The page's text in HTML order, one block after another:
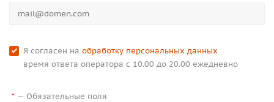
Я согласен на обработку персональных данных
время ответа оператора с 10.00 до 20.00 ежедневно
* — Обязательные поля